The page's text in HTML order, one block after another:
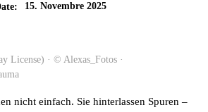
15. Novembre 2025
License) · © Alexas_Fotos ·
nicht einfach. Sie hinterlassen Spuren –